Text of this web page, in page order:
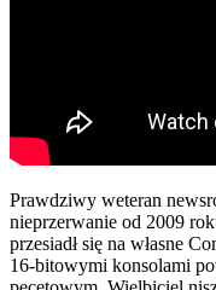
Prawdziwy weteran
nieprzerwanie od 2009
przesiadł się na własne
16-bitowymi konsolami